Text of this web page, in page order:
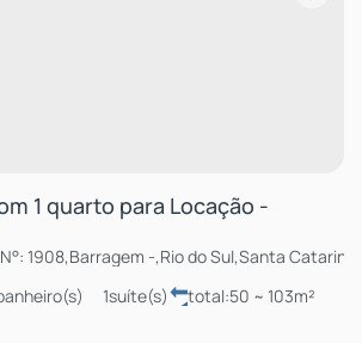
1 quarto para Locação -
N°: 1908,Barragem ,Rio do Sul,Santa Catarina
1suíte(s) total:50 ~ 103m²